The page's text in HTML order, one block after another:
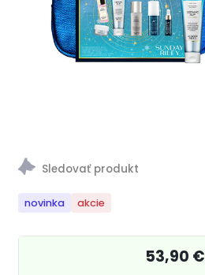
novinka akcie
53,90 €